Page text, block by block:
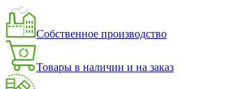
Собственное производство
Товары в наличии и на заказ